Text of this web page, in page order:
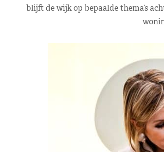
blijft de wijk op bepaalde thema’s